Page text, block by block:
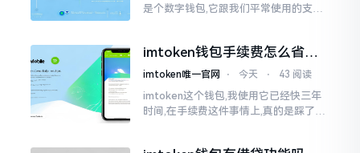
是个数字钱包,它跟我们平常使用的支付
时候都会陷入困惑
imtoken钱包手续费怎么省？
老玩家告诉你几个实在招
imtoken唯一官网 ⋅ 今天 ⋅ 43 阅读
imtoken这个钱包,我使用它已经快三年
时间,在手续费这件事情上,真的是踩了好